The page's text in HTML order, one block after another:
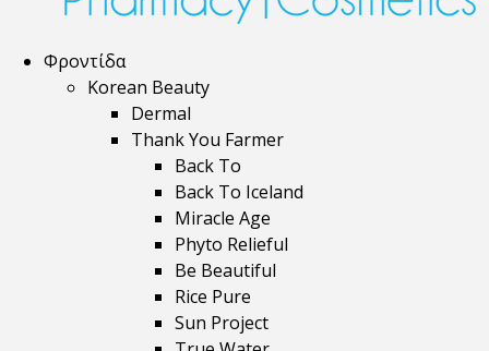
Φροντίδα
Korean Beauty
Dermal
Thank You Farmer
Back To
Back To Iceland
Miracle Age
Phyto Relieful
Be Beautiful
Rice Pure
Sun Project